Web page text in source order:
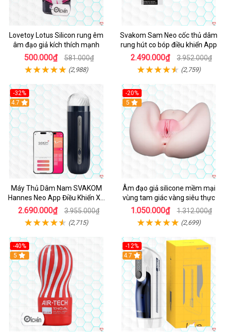
Lovetoy Lotus Silicon rung êm
âm đạo giả kích thích mạnh
500.000₫ 581.000₫
(2,988)
Svakom Sam Neo cốc thủ dâm
rung hút co bóp điều khiển App
2.490.000₫ 3.952.000₫
(2,759)
-32%
Hot
4.7
Máy Thủ Dâm Nam SVAKOM
Hannes Neo App Điều Khiển Xa
Cao Cấp
2.690.000₫ 3.955.000₫
(2,715)
-20%
Hot
5
Âm đạo giả silicone mềm mại
vùng tam giác vàng siêu thực
1.050.000₫ 1.312.000₫
(2,699)
-40%
Hot
5
-12%
Hot
4.7